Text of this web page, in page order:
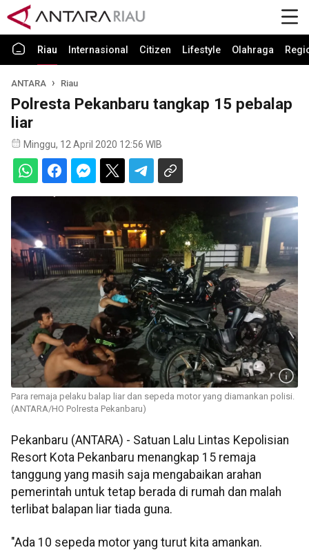
Riau Internasional Citizen Lifestyle Olahraga
ANTARA Riau
Polresta Pekanbaru tangkap 15 pebalap
liar
Minggu, 12 April 2020 12:56 WIB
Para remaja pelaku balap liar dan sepeda motor yang diamankan polisi.
(ANTARA/HO Polresta Pekanbaru)
Pekanbaru (ANTARA) - Satuan Lalu Lintas Kepolisian
Resort Kota Pekanbaru menangkap 15 remaja
tanggung yang masih saja mengabaikan arahan
pemerintah untuk tetap berada di rumah dan malah
terlibat balapan liar tiada guna.
"Ada 10 sepeda motor yang turut kita amankan.